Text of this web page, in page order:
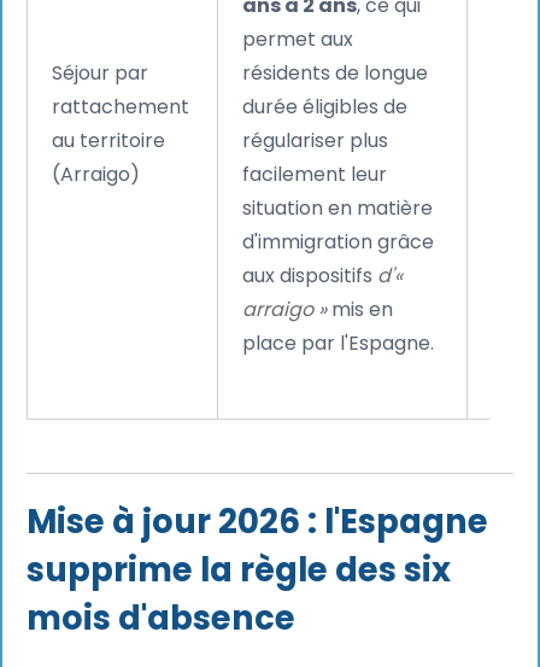
Séjour par
rattachement
au territoire
(Arraigo)
ans à 2 ans, ce qui
permet aux
résidents de longue
durée éligibles de
régulariser plus
facilement leur
situation en matière
d'immigration grâce
aux dispositifs d'«
arraigo »mis en
place par l'Espagne.
Mise à jour 2026 : l'Espagne
supprime la règle des six
mois d'absence